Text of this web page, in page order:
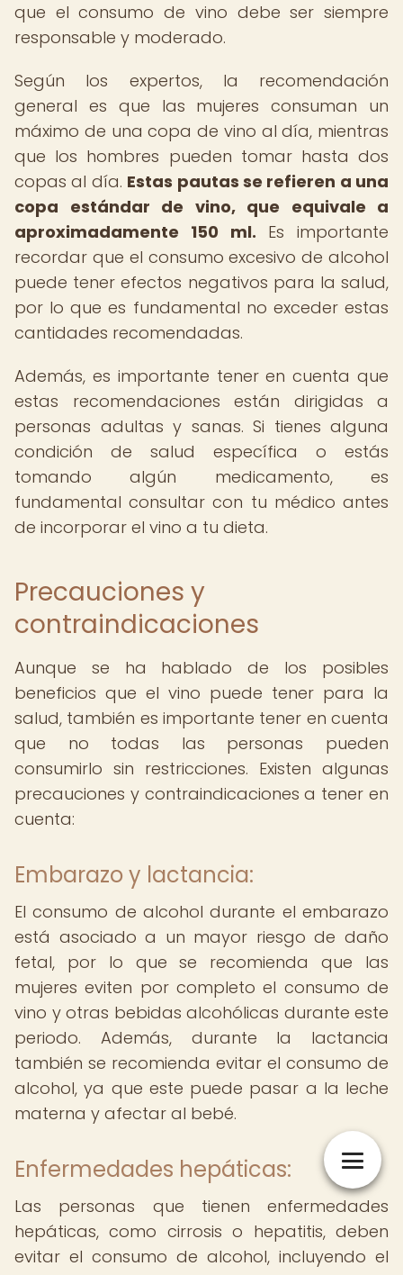
que el consumo de vino debe ser siempre
responsable y moderado.
Según los expertos, la recomendación
general es que las mujeres consuman un
máximo de una copa de vino al día, mientras
que los hombres pueden tomar hasta dos
copas al día. Estas pautas se refieren a una
copa estándar de vino, que equivale a
aproximadamente 150 ml. Es importante
recordar que el consumo excesivo de alcohol
puede tener efectos negativos para la salud,
por lo que es fundamental no exceder estas
cantidades recomendadas.
Además, es importante tener en cuenta que
estas recomendaciones están dirigidas a
personas adultas y sanas. Si tienes alguna
condición de salud específica o estás
tomando algún medicamento, es
fundamental consultar con tu médico antes
de incorporar el vino a tu dieta.
Precauciones y
contraindicaciones
Aunque se ha hablado de los posibles
beneficios que el vino puede tener para la
salud, también es importante tener en cuenta
que no todas las personas pueden
consumirlo sin restricciones. Existen algunas
precauciones y contraindicaciones a tener en
cuenta:
Embarazo y lactancia:
El consumo de alcohol durante el embarazo
está asociado a un mayor riesgo de daño
fetal, por lo que se recomienda que las
mujeres eviten por completo el consumo de
vino y otras bebidas alcohólicas durante este
periodo. Además, durante la lactancia
también se recomienda evitar el consumo de
alcohol, ya que este puede pasar a la leche
materna y afectar al bebé.
Enfermedades hepáticas:
Las personas que tienen enfermedades
hepáticas, como cirrosis o hepatitis, deben
evitar el consumo de alcohol, incluyendo el